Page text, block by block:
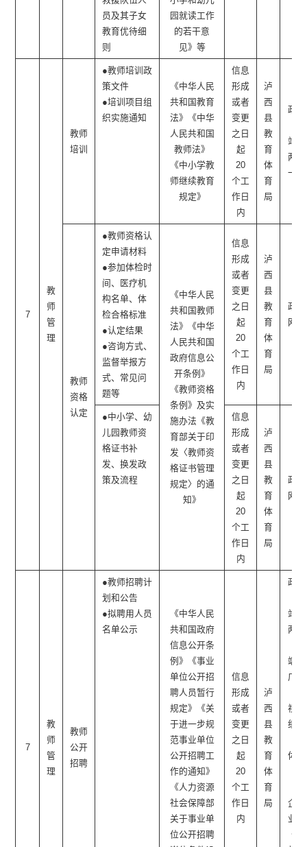
员及其子女
教育优待细
则
园就读工作
的若干意
见》等
7
教
师
管
理
教师
培训
●教师培训政
策文件
●培训项目组
织实施通知
《中华人民
共和国教育
法》《中华
人民共和国
教师法》
《中小学教
师继续教育
规定》
信息
形成
或者
变更
之日
起
20
个工
作日
内
泸
西
县
教
育
体
育
局
政府
站、
两微
一端
教师
资格
认定
●教师资格认
定申请材料
●参加体检时
间、医疗机
构名单、体
检合格标准
●认定结果
●咨询方式、
监督举报方
式、常见问
题等
《中华人民
共和国教师
法》《中华
人民共和国
政府信息公
开条例》
《教师资格
条例》及实
施办法《教
育部关于印
发〈教师资
格证书管理
规定〉的通
知》
信息
形成
或者
变更
之日
起
20
个工
作日
内
泸
西
县
教
育
体
育
局
政府
网站
●中小学、幼
儿园教师资
格证书补
发、换发政
策及流程
信息
形成
或者
变更
之日
起
20
个工
作日
内
泸
西
县
教
育
体
育
局
政府
网站
7
教
师
管
理
教师
公开
招聘
●教师招聘计
划和公告
●拟聘用人员
名单公示
《中华人民
共和国政府
信息公开条
例》《事业
单位公开招
聘人员暂行
规定》《关
于进一步规
范事业单位
公开招聘工
作的通知》
《人力资源
社会保障部
关于事业单
位公开招聘
信息
形成
或者
变更
之日
起
20
个工
作日
内
泸
西
县
教
育
体
育
局
政府
站、
两微
端、
广播
视、
纸质
体、
企事
业单
位/